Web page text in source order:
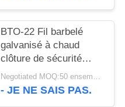
BTO-22 Fil barbelé
galvanisé à chaud
clôture de sécurité
rasoir unique
Negotiated MOQ:50 ensembles
- JE NE SAIS PAS.